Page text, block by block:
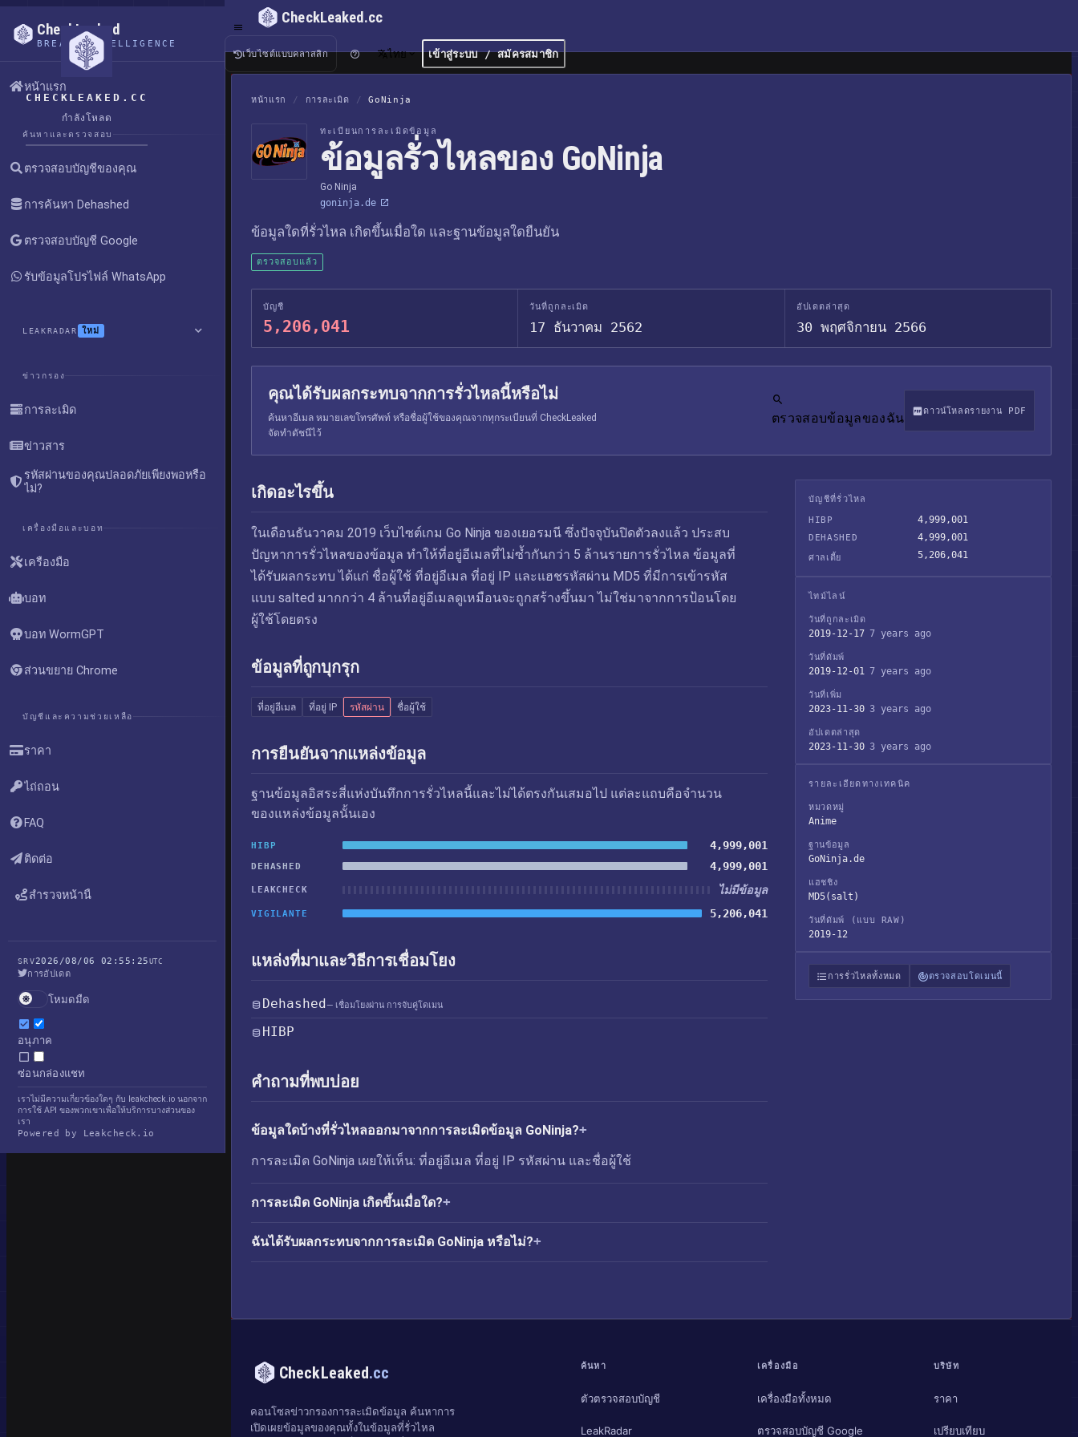
CHECKLEAKED.CC
กำลังโหลด
CheckLeaked
BREACH INTELLIGENCE
หน้าแรก
ค้นหาและตรวจสอบ
ตรวจสอบบัญชีของคุณ
การค้นหา Dehashed
ตรวจสอบบัญชี Google
รับข้อมูลโปรไฟล์ WhatsApp
LEAKRADAR ใหม่
ข่าวกรอง
การละเมิด
ข่าวสาร
รหัสผ่านของคุณปลอดภัยเพียงพอหรือ
ไม่?
เครื่องมือและบอท
เครื่องมือ
บอท
บอท WormGPT
ส่วนขยาย Chrome
บัญชีและความช่วยเหลือ
ราคา
ไถ่ถอน
FAQ
ติดต่อ
สำรวจหน้านี้
SRV2026/08/06 02:55:25UTC
การอัปเดต
โหมดมืด
อนุภาค
ซ่อนกล่องแชท
เราไม่มีความเกี่ยวข้องใดๆ กับ leakcheck.io นอกจาก
การใช้ API ของพวกเขาเพื่อให้บริการบางส่วนของ
เรา
Powered by Leakcheck.io
CheckLeaked.cc
เว็บไซต์แบบคลาสสิก ไทย เข้าสู่ระบบ / สมัครสมาชิก
หน้าแรก / การละเมิด / GoNinja
ทะเบียนการละเมิดข้อมูล
ข้อมูลรั่วไหลของ GoNinja
Go Ninja
goninja.de
ข้อมูลใดที่รั่วไหล เกิดขึ้นเมื่อใด และฐานข้อมูลใดยืนยัน
ตรวจสอบแล้ว
บัญชี
5,206,041
วันที่ถูกละเมิด
17 ธันวาคม 2562
อัปเดตล่าสุด
30 พฤศจิกายน 2566
คุณได้รับผลกระทบจากการรั่วไหลนี้หรือไม่
ค้นหาอีเมล หมายเลขโทรศัพท์ หรือชื่อผู้ใช้ของคุณจากทุกระเบียนที่ CheckLeaked
จัดทำดัชนีไว้
ตรวจสอบข้อมูลของฉัน ดาวน์โหลดรายงาน PDF
เกิดอะไรขึ้น
ในเดือนธันวาคม 2019 เว็บไซต์เกม Go Ninja ของเยอรมนี ซึ่งปัจจุบันปิดตัวลงแล้ว ประสบ
ปัญหาการรั่วไหลของข้อมูล ทำให้ที่อยู่อีเมลที่ไม่ซ้ำกันกว่า 5 ล้านรายการรั่วไหล ข้อมูลที่
ได้รับผลกระทบ ได้แก่ ชื่อผู้ใช้ ที่อยู่อีเมล ที่อยู่ IP และแฮชรหัสผ่าน MD5 ที่มีการเข้ารหัส
แบบ salted มากกว่า 4 ล้านที่อยู่อีเมลดูเหมือนจะถูกสร้างขึ้นมา ไม่ใช่มาจากการป้อนโดย
ผู้ใช้โดยตรง
ข้อมูลที่ถูกบุกรุก
ที่อยู่อีเมล ที่อยู่ IP รหัสผ่าน ชื่อผู้ใช้
การยืนยันจากแหล่งข้อมูล
ฐานข้อมูลอิสระสี่แห่งบันทึกการรั่วไหลนี้และไม่ได้ตรงกันเสมอไป แต่ละแถบคือจำนวน
ของแหล่งข้อมูลนั้นเอง
HIBP 4,999,001
DEHASHED 4,999,001
LEAKCHECK ไม่มีข้อมูล
VIGILANTE 5,206,041
แหล่งที่มาและวิธีการเชื่อมโยง
Dehashed— เชื่อมโยงผ่าน การจับคู่โดเมน
HIBP
คำถามที่พบบ่อย
ข้อมูลใดบ้างที่รั่วไหลออกมาจากการละเมิดข้อมูล GoNinja?
การละเมิด GoNinja เผยให้เห็น: ที่อยู่อีเมล ที่อยู่ IP รหัสผ่าน และชื่อผู้ใช้
การละเมิด GoNinja เกิดขึ้นเมื่อใด?
ฉันได้รับผลกระทบจากการละเมิด GoNinja หรือไม่?
บัญชีที่รั่วไหล
HIBP
4,999,001
DEHASHED 4,999,001
ศาลเตี้ย 5,206,041
ไทม์ไลน์
วันที่ถูกละเมิด
2019-12-17 7 years ago
วันที่ดัมพ์
2019-12-01 7 years ago
วันที่เพิ่ม
2023-11-30 3 years ago
อัปเดตล่าสุด
2023-11-30 3 years ago
รายละเอียดทางเทคนิค
หมวดหมู่
Anime
ฐานข้อมูล
GoNinja.de
แฮชชิง
MD5(salt)
วันที่ดัมพ์ (แบบ RAW)
2019-12
การรั่วไหลทั้งหมด ตรวจสอบโดเมนนี้
CheckLeaked.cc
คอนโซลข่าวกรองการละเมิดข้อมูล ค้นหาการ
เปิดเผยข้อมูลของคุณทั้งในข้อมูลที่รั่วไหล
ค้นหา
ตัวตรวจสอบบัญชี
LeakRadar
เครื่องมือ
เครื่องมือทั้งหมด
ตรวจสอบบัญชี Google
บริษัท
ราคา
เปรียบเทียบ